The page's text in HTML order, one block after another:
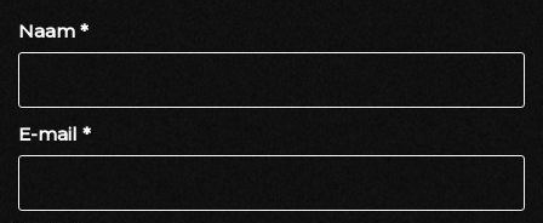
Naam *
E-mail *